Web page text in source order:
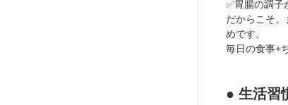
✅胃腸の調子
だからこそ
めです。
毎日の食事+
● 生活習